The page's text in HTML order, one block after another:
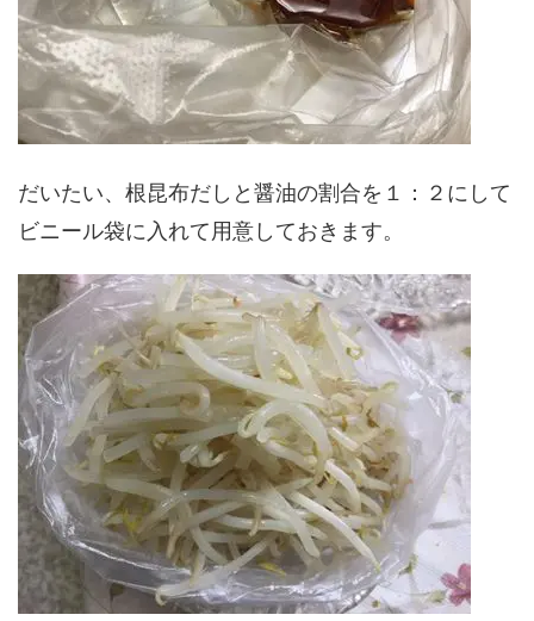
だいたい、根昆布だしと醤油の割合を１：２にして
ビニール袋に入れて用意しておきます。